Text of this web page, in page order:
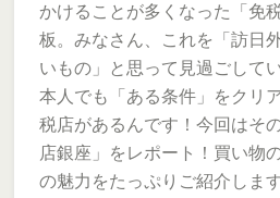
かけることが多くなった「免
板。みなさん、これを「訪日
いもの」と思って見過ごして
本人でも「ある条件」をクリ
税店があるんです！今回はそ
店銀座」をレポート！買い物
の魅力をたっぷりご紹介しま